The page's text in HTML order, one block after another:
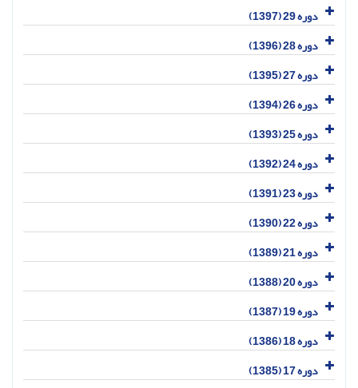
دوره 29 (1397)
دوره 28 (1396)
دوره 27 (1395)
دوره 26 (1394)
دوره 25 (1393)
دوره 24 (1392)
دوره 23 (1391)
دوره 22 (1390)
دوره 21 (1389)
دوره 20 (1388)
دوره 19 (1387)
دوره 18 (1386)
دوره 17 (1385)